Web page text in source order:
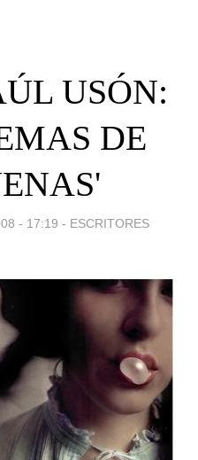
USÓN:
DE
- 17:19 - ESCRITORES